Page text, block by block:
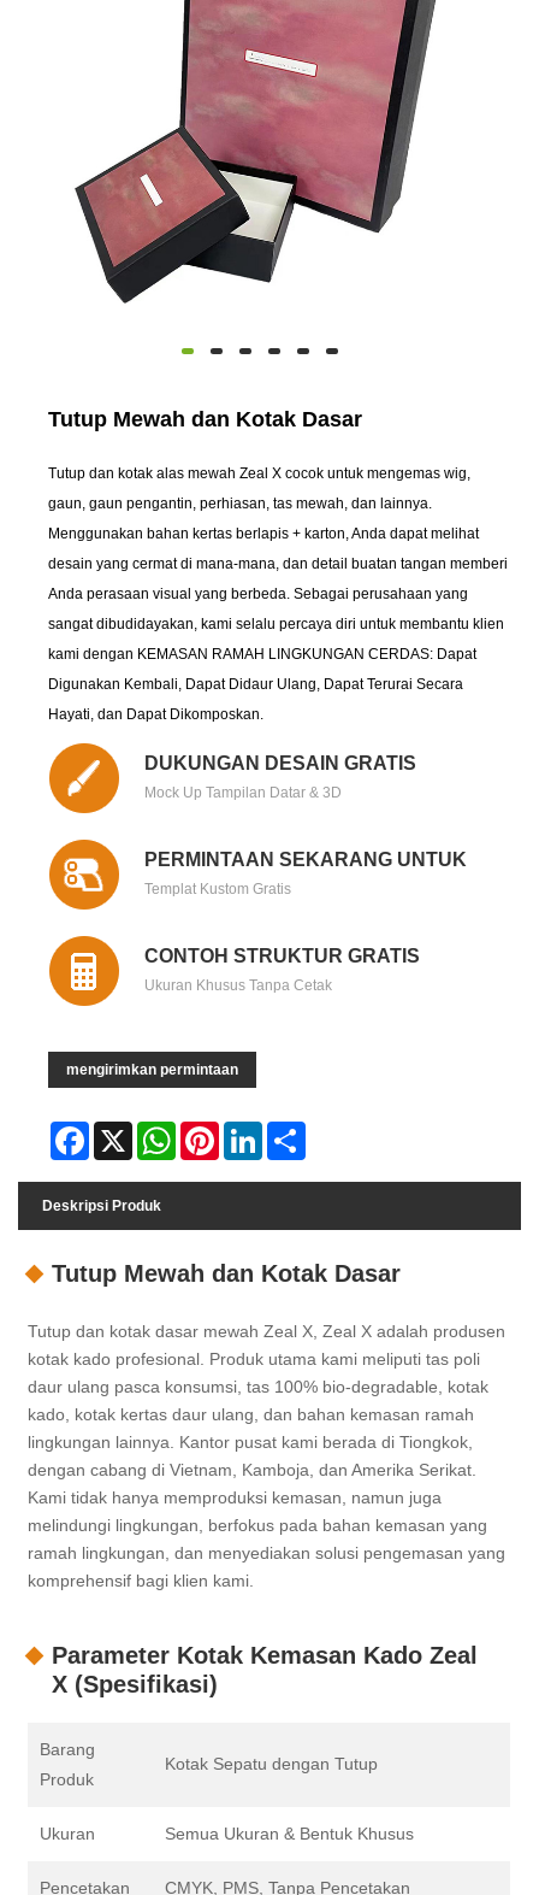
Tutup Mewah dan Kotak Dasar
Tutup dan kotak alas mewah Zeal X cocok untuk mengemas wig,
gaun, gaun pengantin, perhiasan, tas mewah, dan lainnya.
Menggunakan bahan kertas berlapis + karton, Anda dapat melihat
desain yang cermat di mana-mana, dan detail buatan tangan memberi
Anda perasaan visual yang berbeda. Sebagai perusahaan yang
sangat dibudidayakan, kami selalu percaya diri untuk membantu klien
kami dengan KEMASAN RAMAH LINGKUNGAN CERDAS: Dapat
Digunakan Kembali, Dapat Didaur Ulang, Dapat Terurai Secara
Hayati, dan Dapat Dikomposkan.
DUKUNGAN DESAIN GRATIS
Mock Up Tampilan Datar & 3D
PERMINTAAN SEKARANG UNTUK
Templat Kustom Gratis
CONTOH STRUKTUR GRATIS
Ukuran Khusus Tanpa Cetak
mengirimkan permintaan
Facebook
X WhatsAppPinterestLinkedIn
Deskripsi Produk
Tutup Mewah dan Kotak Dasar
Tutup dan kotak dasar mewah Zeal X, Zeal X adalah produsen
kotak kado profesional. Produk utama kami meliputi tas poli
daur ulang pasca konsumsi, tas 100% bio-degradable, kotak
kado, kotak kertas daur ulang, dan bahan kemasan ramah
lingkungan lainnya. Kantor pusat kami berada di Tiongkok,
dengan cabang di Vietnam, Kamboja, dan Amerika Serikat.
Kami tidak hanya memproduksi kemasan, namun juga
melindungi lingkungan, berfokus pada bahan kemasan yang
ramah lingkungan, dan menyediakan solusi pengemasan yang
komprehensif bagi klien kami.
Parameter Kotak Kemasan Kado Zeal
X (Spesifikasi)
Barang
Produk
Kotak Sepatu dengan Tutup
Ukuran Semua Ukuran & Bentuk Khusus
Pencetakan CMYK, PMS, Tanpa Pencetakan